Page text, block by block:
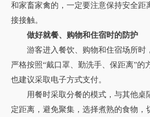
和家畜家禽的，一定要注意保持安全距
接接触。
做好就餐、购物和住宿时的防护
游客进入餐饮、购物和住宿场所时
严格按照“戴口罩、勤洗手、保距离”的
也建议采取电子方式支付。
用餐时采取分餐的模式，与其他桌
定距离，避免聚集，选择煮熟的食物，